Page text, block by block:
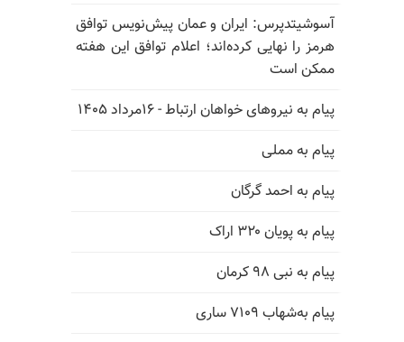
آسوشیتدپرس: ایران و عمان پیش‌نویس توافق
هرمز را نهایی کرده‌اند؛ اعلام توافق این هفته
ممکن است
پیام به نیروهای خواهان ارتباط - ۱۶مرداد ۱۴۰۵
پیام به مملی
پیام به احمد گرگان
پیام به پویان ۳۲۰ اراک
پیام به نبی ۹۸ کرمان
پیام به‌شهاب ۷۱۰۹ ساری